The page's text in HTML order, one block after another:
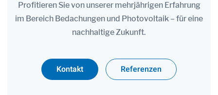
Profitieren Sie von unserer mehrjährigen Erfahrung
im Bereich Bedachungen und Photovoltaik – für eine
nachhaltige Zukunft.
Kontakt Referenzen